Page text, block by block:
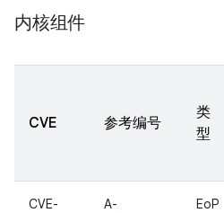
内核组件
CVE 参考编号
类
型
CVE-
A-
EoP